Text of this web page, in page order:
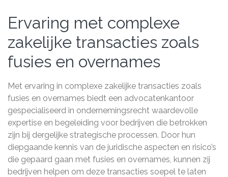
Ervaring met complexe
zakelijke transacties zoals
fusies en overnames
Met ervaring in complexe zakelijke transacties zoals
fusies en overnames biedt een advocatenkantoor
gespecialiseerd in ondernemingsrecht waardevolle
expertise en begeleiding voor bedrijven die betrokken
zijn bij dergelijke strategische processen. Door hun
diepgaande kennis van de juridische aspecten en risico’s
die gepaard gaan met fusies en overnames, kunnen zij
bedrijven helpen om deze transacties soepel te laten